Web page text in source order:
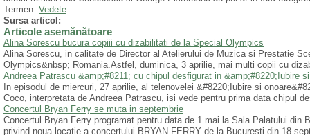
Termen: Vedete
Sursa articol:
Articole asemănătoare
Alina Sorescu bucura copiii cu dizabilitati de la Special Olympics
Alina Sorescu, in calitate de Director al Atelierului de Muzica si Prestatie
Olympics&nbsp; Romania.Astfel, duminica, 3 aprilie, mai multi copii cu
Andreea Patrascu &amp;#8211; cu chipul desfigurat in &amp;#8220;Iubire
In episodul de miercuri, 27 aprilie, al telenovelei &#8220;Iubire si
Coco, interpretata de Andreea Patrascu, isi vede pentru prima data chipul
Concertul Bryan Ferry se muta in septembrie
Concertul Bryan Ferry programat pentru data de 1 mai la Sala Palatului din
privind noua locatie a concertului BRYAN FERRY de la Bucuresti din 18